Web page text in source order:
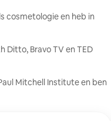
cosmetologie en heb in
Ditto, Bravo TV en TED
Mitchell Institute en ben